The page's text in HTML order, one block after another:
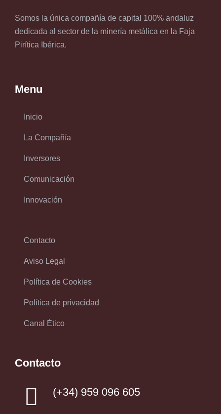
Somos la única compañía de capital 100% andaluz
dedicada al sector de la minería metálica en la Faja
Pirítica Ibérica.
Menu
Inicio
La Compañía
Inversores
Comunicación
Innovación
Contacto
Aviso Legal
Política de Cookies
Política de privacidad
Canal Ético
Contacto
(+34) 959 096 605